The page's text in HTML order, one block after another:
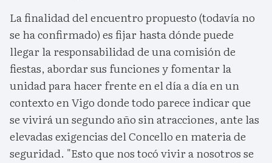
La finalidad del encuentro propuesto (todavía no
se ha confirmado) es fijar hasta dónde puede
llegar la responsabilidad de una comisión de
fiestas, abordar sus funciones y fomentar la
unidad para hacer frente en el día a día en un
contexto en Vigo donde todo parece indicar que
se vivirá un segundo año sin atracciones, ante las
elevadas exigencias del Concello en materia de
seguridad. "Esto que nos tocó vivir a nosotros se